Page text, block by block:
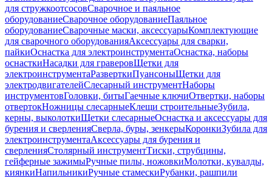
для стружкоотсосовСварочное и паяльное
оборудованиеСварочное оборудованиеПаяльное
оборудованиеСварочные маски, аксессуарыКомплектующие
для сварочного оборудованияАксессуары для сварки,
пайкиОснастка для электроинструментаОснастка, наборы
оснасткиНасадки для граверовЩетки для
электроинструментаРазверткиПуансоныЩетки для
электродвигателейСлесарный инструментНаборы
инструментовГоловки, битыГаечные ключиОтвертки, наборы
отвертокНожницы слесарныеКлещи строительныеЗубила,
керны, выколоткиЩетки слесарныеОснастка и аксессуары для
бурения и сверленияСверла, буры, зенкерыКоронкиЗубила для
электроинструментаАксессуары для бурения и
сверленияСтолярный инструментТиски, струбцины,
гейферные зажимыРучные пилы, ножовкиМолотки, кувалды,
киянкиНапильникиРучные стамескиРубанки, рашпили